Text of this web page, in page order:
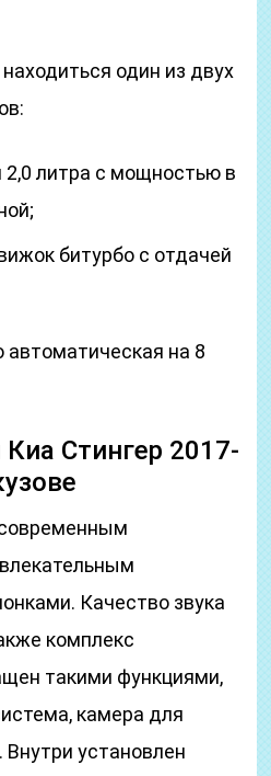
один из двух
литра с мощностью в
битурбо с отдачей
автоматическая на 8
Стингер 2017-
Качество звука
комплекс
такими функциями,
камера для
Внутри установлен